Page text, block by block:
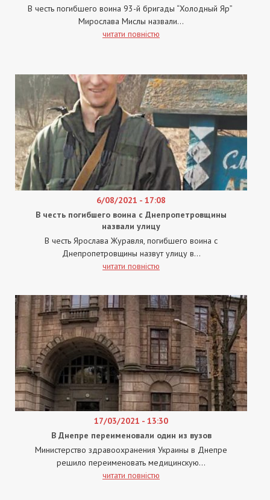
В честь погибшего воина 93-й бригады “Холодный Яр”
Мирослава Мислы назвали...
читати повністю
6/08/2021 - 17:08
В честь погибшего воина с Днепропетровщины
назвали улицу
В честь Ярослава Журавля, погибшего воина с
Днепропетровщины назвут улицу в...
читати повністю
17/03/2021 - 13:30
В Днепре переименовали один из вузов
Министерство здравоохранения Украины в Днепре
решило переименовать медицинскую...
читати повністю